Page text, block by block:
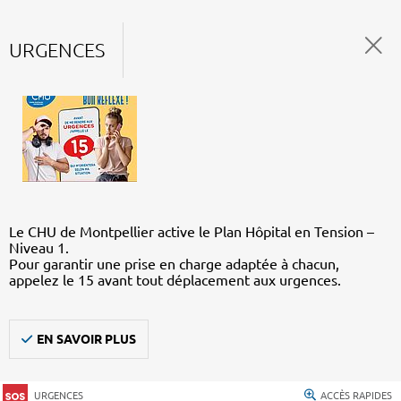
URGENCES
Le CHU de Montpellier active le Plan Hôpital en Tension –
Niveau 1.
Pour garantir une prise en charge adaptée à chacun,
appelez le 15 avant tout déplacement aux urgences.
EN SAVOIR PLUS
URGENCES ACCÈS RAPIDES